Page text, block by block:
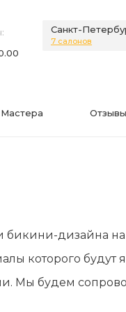
Санкт-
7 салонов
Мастера
дизайна на
которого будут
Мы будем